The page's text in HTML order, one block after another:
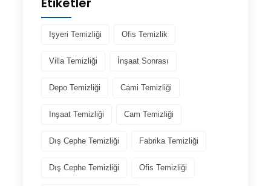
Işyeri Temizliği Ofis Temizlik
Villa Temizliği İnşaat Sonrası
Depo Temizliği Cami Temizliği
Inşaat Temizliği Cam Temizliği
Dış Cephe Temizliği Fabrika Temizliği
Dış Cephe Temizliği Ofis Temizliği